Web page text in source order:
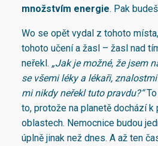
množstvím energie. Pak
Wo se opět vydal z tohoto
tohoto učení a žasl – žasl nad
neřekl. „Jak je možné, že jsem
se všemi léky a lékaři,
mi nikdy neřekl tuto pravdu?“To
to, protože na planetě dochází
oblastech. Nemocnice budou
úplně jinak než dnes. A až ten